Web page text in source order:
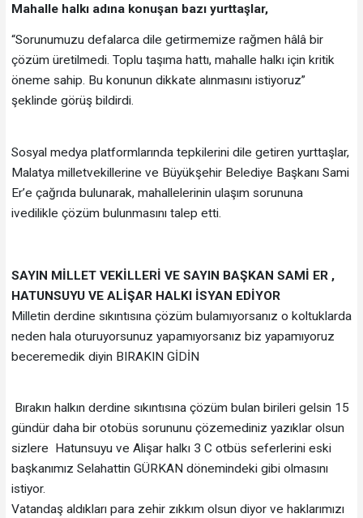
Mahalle halkı adına konuşan bazı yurttaşlar,
“Sorunumuzu defalarca dile getirmemize rağmen hâlâ bir
çözüm üretilmedi. Toplu taşıma hattı, mahalle halkı için kritik
öneme sahip. Bu konunun dikkate alınmasını istiyoruz”
şeklinde görüş bildirdi.
Sosyal medya platformlarında tepkilerini dile getiren yurttaşlar,
Malatya milletvekillerine ve Büyükşehir Belediye Başkanı Sami
Er’e çağrıda bulunarak, mahallelerinin ulaşım sorununa
ivedilikle çözüm bulunmasını talep etti.
SAYIN MİLLET VEKİLLERİ VE SAYIN BAŞKAN SAMİ ER ,
HATUNSUYU VE ALİŞAR HALKI İSYAN EDİYOR
Milletin derdine sıkıntısına çözüm bulamıyorsanız o koltuklarda
neden hala oturuyorsunuz yapamıyorsanız biz yapamıyoruz
beceremedik diyin BIRAKIN GİDİN
Bırakın halkın derdine sıkıntısına çözüm bulan birileri gelsin 15
gündür daha bir otobüs sorununu çözemediniz yazıklar olsun
sizlere Hatunsuyu ve Alişar halkı 3 C otbüs seferlerini eski
başkanımız Selahattin GÜRKAN dönemindeki gibi olmasını
istiyor.
Vatandaş aldıkları para zehir zıkkım olsun diyor ve haklarımızı